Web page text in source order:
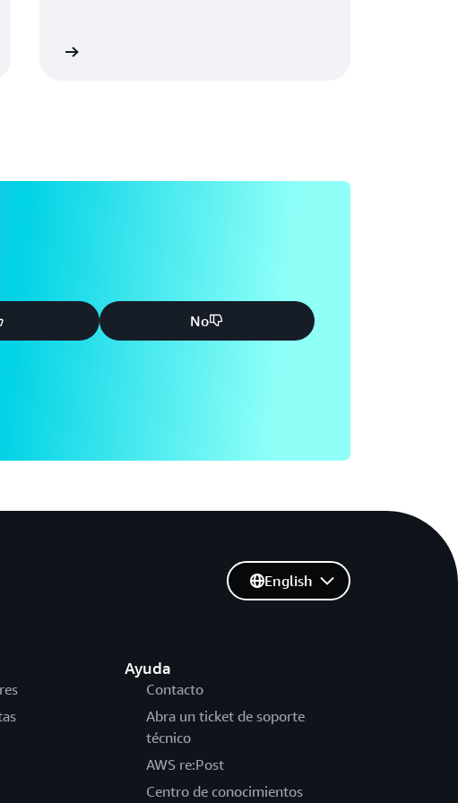
No
Ayuda
Contacto
Abra un ticket de soporte
técnico
AWS re:Post
Centro de conocimientos
English